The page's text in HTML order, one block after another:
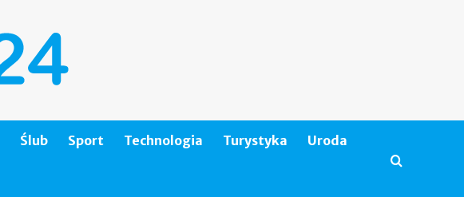
Ślub Sport Technologia Turystyka Uroda